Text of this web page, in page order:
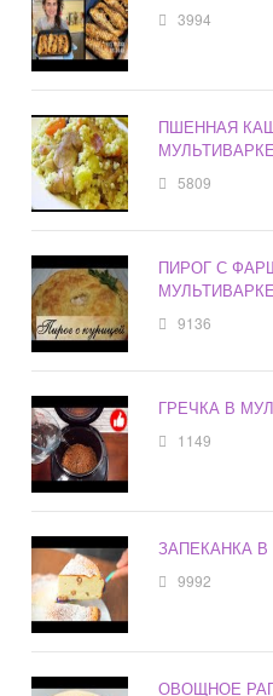
3994
ПШЕННАЯ
МУЛЬТИВАРКЕ
5809
ПИРОГ С
МУЛЬТИВАРКЕ
9136
ГРЕЧКА В
1149
ЗАПЕКАНКА
9992
ОВОЩНОЕ